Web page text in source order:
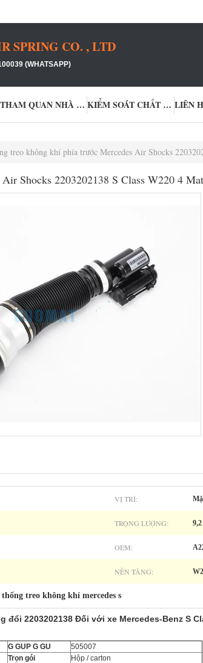
SPRING CO. , LTD
(WHATSAPP)
THAM QUAN NHÀ MÁY KIỂM SOÁT CHẤT LƯỢNG LIÊN
treo không khí phía trước Mercedes Air Shocks
Shocks 2203202138 S Class W220 4
VỊ TRÍ:
TRỌNG LƯỢNG:
OEM:
NỀN TẢNG:
thống treo không khí mercedes s
2203202138 Đối với xe Mercedes-Benz S
G GUP G GU
505007
Trọn gói
Hộp / carton